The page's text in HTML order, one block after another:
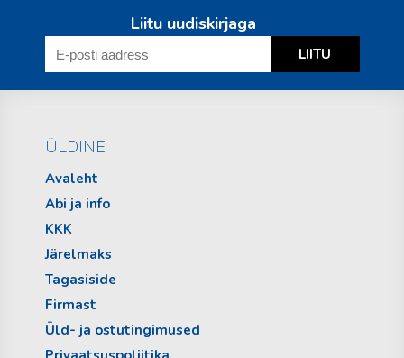
Liitu uudiskirjaga
ÜLDINE
Avaleht
Abi ja info
KKK
Järelmaks
Tagasiside
Firmast
Üld- ja ostutingimused